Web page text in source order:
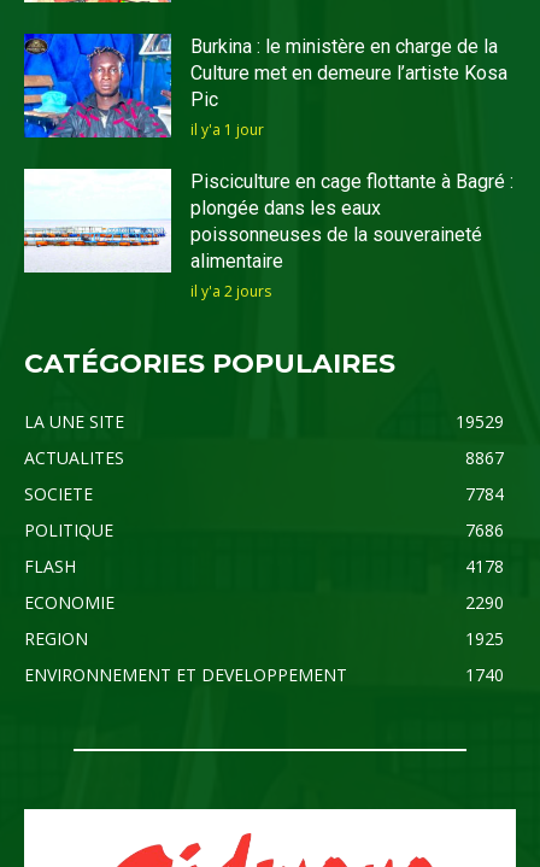
Burkina : le ministère en charge de la
Culture met en demeure l’artiste Kosa
Pic
il y'a 1 jour
Pisciculture en cage flottante à Bagré :
plongée dans les eaux
poissonneuses de la souveraineté
alimentaire
il y'a 2 jours
CATÉGORIES POPULAIRES
LA UNE SITE
19529
ACTUALITES
8867
SOCIETE
7784
POLITIQUE
7686
FLASH
4178
ECONOMIE
2290
REGION
1925
ENVIRONNEMENT ET DEVELOPPEMENT
1740